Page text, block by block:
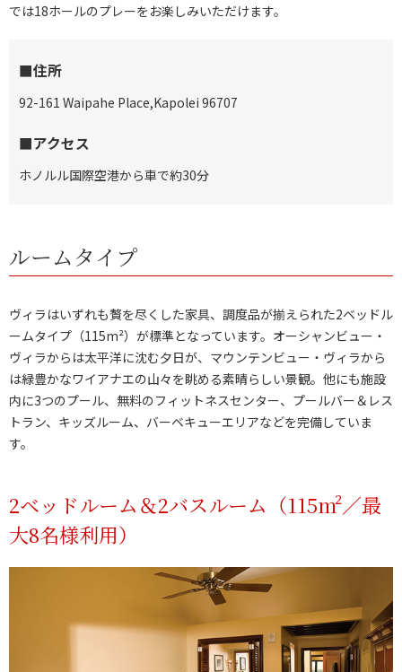
では18ホールのプレーをお楽しみいただけます。
■住所
92-161 Waipahe Place,Kapolei 96707
■アクセス
ホノルル国際空港から車で約30分
ルームタイプ
ヴィラはいずれも贅を尽くした家具、調度品が揃えられた2ベッドル
ームタイプ（115m²）が標準となっています。オーシャンビュー・
ヴィラからは太平洋に沈む夕日が、マウンテンビュー・ヴィラから
は緑豊かなワイアナエの山々を眺める素晴らしい景観。他にも施設
内に3つのプール、無料のフィットネスセンター、プールバー＆レス
トラン、キッズルーム、バーベキューエリアなどを完備していま
す。
2ベッドルーム＆2バスルーム（115m²／最
大8名様利用）